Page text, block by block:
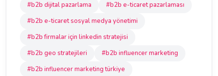
#b2b dijital pazarlama
#b2b e-ticaret pazarlaması
#b2b e-ticaret sosyal medya yönetimi
#b2b firmalar için linkedin stratejisi
#b2b geo stratejileri
#b2b influencer marketing
#b2b influencer marketing türkiye